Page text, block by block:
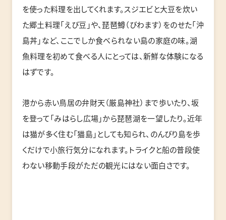
を使った料理を出してくれます。スジエビと大豆を炊い
た郷土料理「えび豆」や、琵琶鱒（びわます）をのせた「沖
島丼」など、ここでしか食べられない島の家庭の味。湖
魚料理を初めて食べる人にとっては、新鮮な体験になる
はずです。
港から赤い鳥居の弁財天（厳島神社）まで歩いたり、坂
を登って「みはらし広場」から琵琶湖を一望したり。近年
は猫が多く住む「猫島」としても知られ、のんびり島を歩
くだけで小旅行気分になれます。トライクと船の普段使
わない移動手段がただの観光にはない面白さです。